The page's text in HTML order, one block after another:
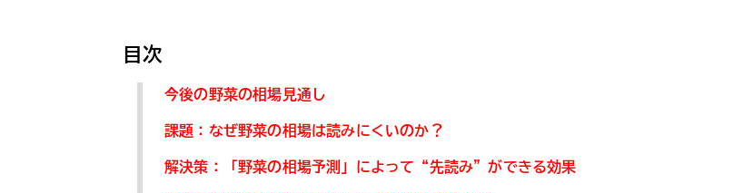
目次
今後の野菜の相場見通し
課題：なぜ野菜の相場は読みにくいのか？
解決策：「野菜の相場予測」によって“先読み”ができる効果